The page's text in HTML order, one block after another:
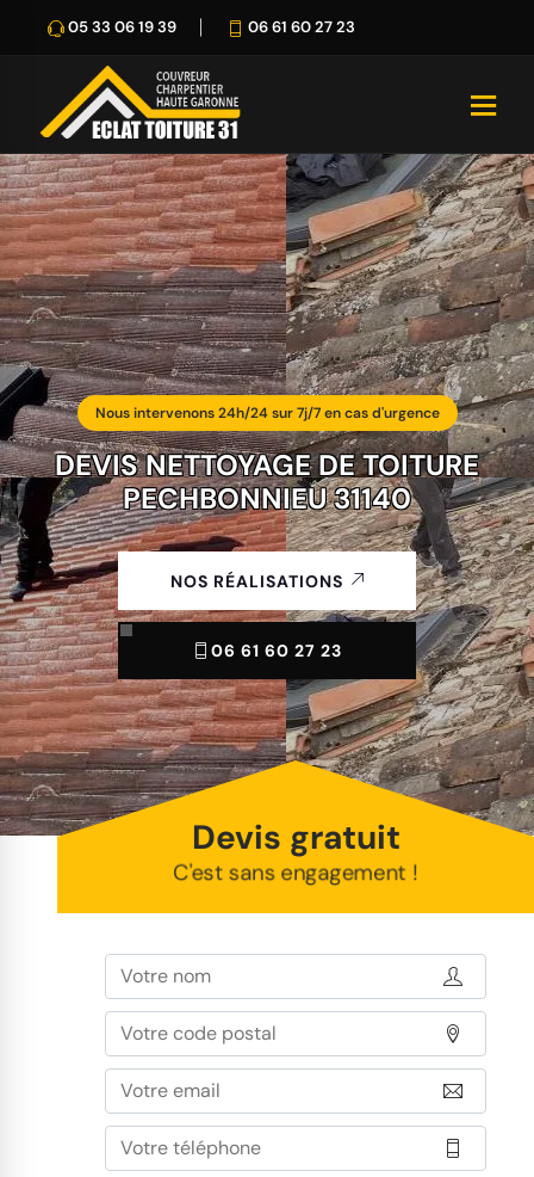
05 33 06 19 39 06 61 60 27 23
Nous intervenons 24h/24 sur 7j/7 en cas d'urgence
DEVIS NETTOYAGE DE TOITURE
PECHBONNIEU 31140
NOS RÉALISATIONS
06 61 60 27 23
Devis gratuit
C'est sans engagement !